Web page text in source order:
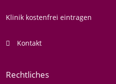
Klinik kostenfrei eintragen
Kontakt
Rechtliches